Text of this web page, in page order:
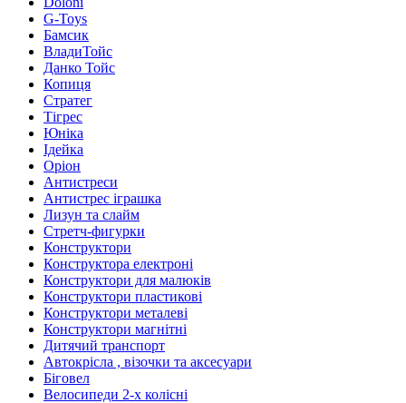
G-Toys
Бамсик
ВладиТойс
Данко Тойс
Копиця
Стратег
Тігрес
Юніка
Ідейка
Оріон
Антистреси
Антистрес іграшка
Лизун та слайм
Стретч-фигурки
Конструктори
Конструктора електроні
Конструктори для малюків
Конструктори пластикові
Конструктори металеві
Конструктори магнітні
Дитячий транспорт
Автокрісла , візочки та аксесуари
Біговел
Велосипеди 2-х колісні